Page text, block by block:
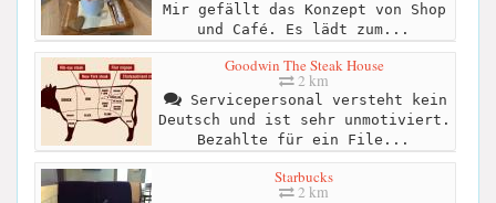
Mir gefällt das Konzept von Shop
und Café. Es lädt zum...
Goodwin The Steak House
2 km
Servicepersonal versteht kein
Deutsch und ist sehr unmotiviert.
Bezahlte für ein File...
Starbucks
2 km